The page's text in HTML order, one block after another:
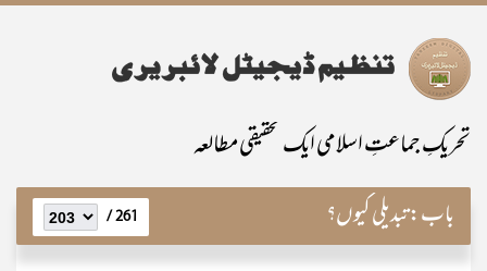
تحریکِ جماعتِ اسلامی ایک تحقیقی مطالعہ
باب:تبدیلی کیوں؟ 261 /